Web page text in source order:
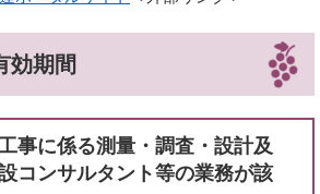
効期間
事に係る測量・調査・設計及
コンサルタント等の業務が該